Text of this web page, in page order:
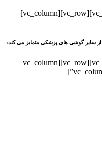
[/vc_column_text][/vc_column][/vc_row][vc_row][vc_column]
[/vc_column_text][/vc_column][/vc_row][vc_row][vc_column